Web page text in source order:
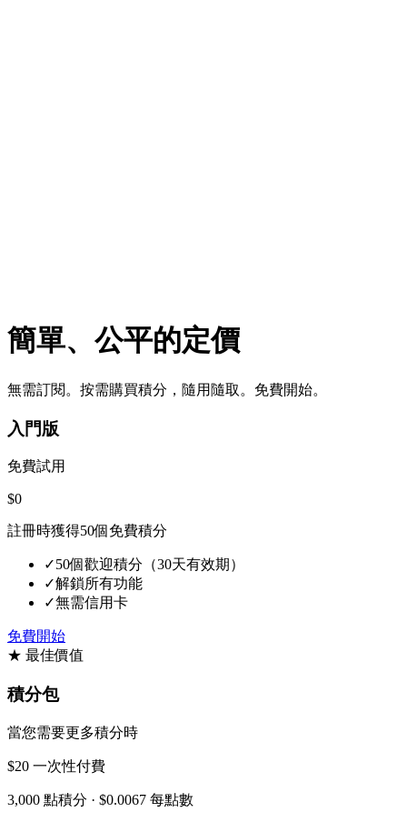
簡單、公平的定價
無需訂閱。按需購買積分，隨用隨取。免費開始。
入門版
免費試用
$0
註冊時獲得50個免費積分
✓50個歡迎積分（30天有效期）
✓解鎖所有功能
✓無需信用卡
免費開始
★ 最佳價值
積分包
當您需要更多積分時
$20 一次性付費
3,000 點積分 · $0.0067 每點數